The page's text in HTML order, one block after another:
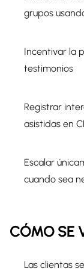
grupos
Incentivar la
testimonios
Registrar
asistidas en
Escalar
cuando sea
CÓMO SE
Las clientas